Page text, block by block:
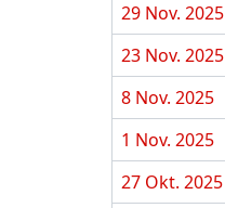
29 Nov. 2025
23 Nov. 2025
8 Nov. 2025
1 Nov. 2025
27 Okt. 2025